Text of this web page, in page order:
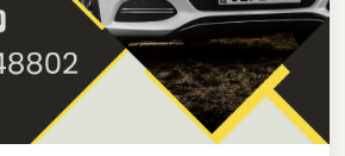
اتصل بنا
EN
برج
العرب
القاهرة